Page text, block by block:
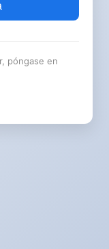
póngase en